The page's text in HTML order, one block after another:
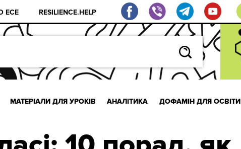
ЕСЕ RESILIENCE.HELP
МАТЕРІАЛИ ДЛЯ УРОКІВ АНАЛІТИКА ДОФАМІН ДЛЯ ОСВІТИ